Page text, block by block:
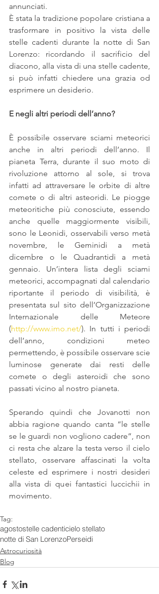
annunciati.
È stata la tradizione popolare cristiana a
trasformare in positivo la vista delle
stelle cadenti durante la notte di San
Lorenzo: ricordando il sacrificio del
diacono, alla vista di una stelle cadente,
si può infatti chiedere una grazia od
esprimere un desiderio.
E negli altri periodi dell’anno?
È possibile osservare sciami meteorici
anche in altri periodi dell’anno. Il
pianeta Terra, durante il suo moto di
rivoluzione attorno al sole, si trova
infatti ad attraversare le orbite di altre
comete o di altri asteoridi. Le piogge
meteoritiche più conosciute, essendo
anche quelle maggiormente visibili,
sono le Leonidi, osservabili verso metà
novembre, le Geminidi a metà
dicembre o le Quadrantidi a metà
gennaio. Un’intera lista degli sciami
meteorici, accompagnati dal calendario
riportante il periodo di visibilità, è
presentata sul sito dell’Organizzazione
Internazionale delle Meteore
(http://www.imo.net/). In tutti i periodi
dell’anno, condizioni meteo
permettendo, è possibile osservare scie
luminose generate dai resti delle
comete o degli asteroidi che sono
passati vicino al nostro pianeta.
Sperando quindi che Jovanotti non
abbia ragione quando canta “le stelle
se le guardi non vogliono cadere”, non
ci resta che alzare la testa verso il cielo
stellato, osservare affascinati la volta
celeste ed esprimere i nostri desideri
alla vista di quei fantastici luccichii in
movimento.
Tag:
agostostelle cadenticielo stellato
notte di San LorenzoPerseidi
Astrocuriosità
Blog